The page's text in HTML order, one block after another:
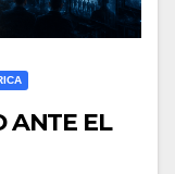
ANTE EL